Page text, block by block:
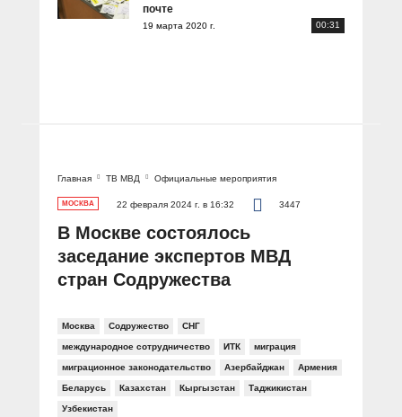
почте
19 марта 2020 г. 00:31
Главная ТВ МВД Официальные мероприятия
МОСКВА 22 февраля 2024 г. в 16:32 3447
В Москве состоялось
заседание экспертов МВД
стран Содружества
Москва Содружество СНГ
международное сотрудничество ИТК миграция
миграционное законодательство Азербайджан Армения
Беларусь Казахстан Кыргызстан Таджикистан
Узбекистан